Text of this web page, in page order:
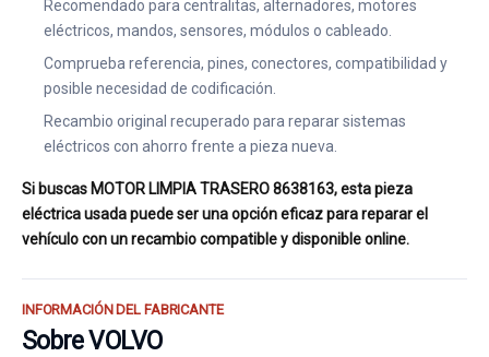
Recomendado para centralitas, alternadores, motores
eléctricos, mandos, sensores, módulos o cableado.
Comprueba referencia, pines, conectores, compatibilidad y
posible necesidad de codificación.
Recambio original recuperado para reparar sistemas
eléctricos con ahorro frente a pieza nueva.
Si buscas MOTOR LIMPIA TRASERO 8638163, esta pieza
eléctrica usada puede ser una opción eficaz para reparar el
vehículo con un recambio compatible y disponible online.
INFORMACIÓN DEL FABRICANTE
Sobre VOLVO